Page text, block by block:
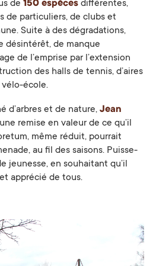
de 150 espèces différentes,
de particuliers, de clubs et
Suite à des dégradations,
désintérêt, de manque
de l’emprise par l’extension
des halls de tennis, d’aires
vélo-école.
d’arbres et de nature, Jean
remise en valeur de ce qu’il
même réduit, pourrait
au fil des saisons. Puisse-
jeunesse, en souhaitant qu’il
apprécié de tous.